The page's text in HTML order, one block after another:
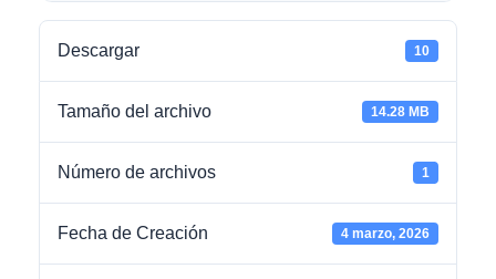
Descargar 10
Tamaño del archivo 14.28 MB
Número de archivos 1
Fecha de Creación 4 marzo, 2026